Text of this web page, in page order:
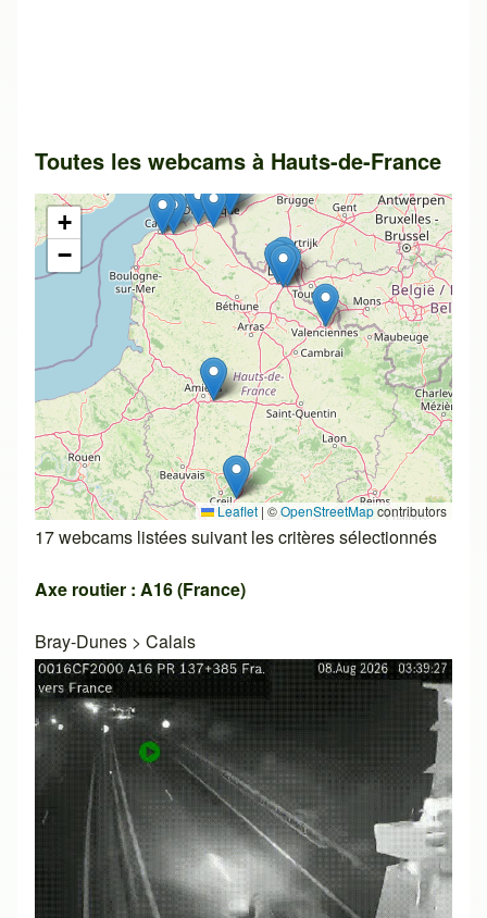
Toutes les webcams à Hauts-de-France
+
−
Leaflet | ©OpenStreetMapcontributors
17 webcams listées suivant les critères sélectionnés
Axe routier : A16 (France)
Bray-Dunes > Calais